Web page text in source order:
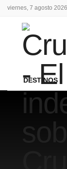
viernes, 7 agosto 2026
DESTINOS